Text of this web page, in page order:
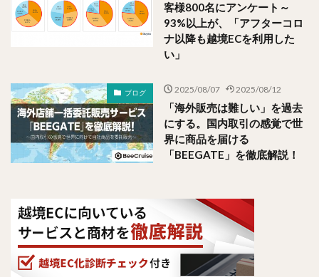
客様800名にアンケート～
93%以上が、「アフターコロ
ナ以降も越境ECを利用した
い」
ブログ 2025/08/07 2025/08/12
「海外販売は難しい」を過去
にする。国内取引の感覚で世
界に商品を届ける
「BEEGATE」を徹底解説！